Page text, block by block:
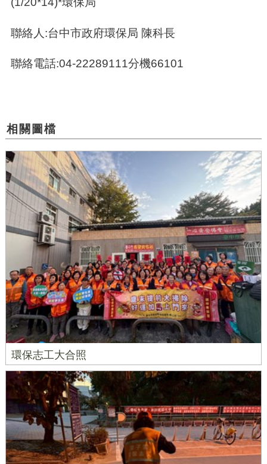
聯絡人:台中市政府環保局 陳科長
聯絡電話:04-22289111分機66101
相關圖檔
環保志工大合照